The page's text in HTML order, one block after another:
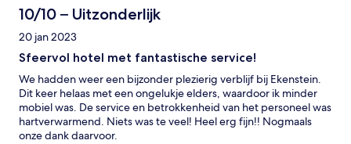
10/10 – Uitzonderlijk
20 jan 2023
Sfeervol hotel met fantastische service!
We hadden weer een bijzonder plezierig verblijf bij Ekenstein.
Dit keer helaas met een ongelukje elders, waardoor ik minder
mobiel was. De service en betrokkenheid van het personeel was
hartverwarmend. Niets was te veel! Heel erg fijn!! Nogmaals
onze dank daarvoor.